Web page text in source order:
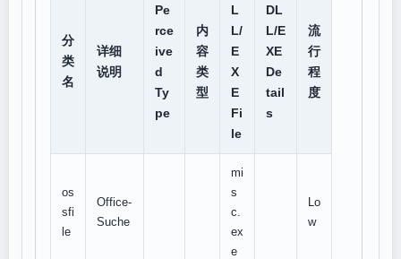
分
类
名
详细
说明
Pe
rce
ive
d
Ty
pe
内
容
类
型
L
L/
E
X
E
Fi
le
DL
L/E
XE
De
tail
s
流
行
程
度
os
sfi
le
Office-
Suche
mi
s
c.
ex
e
Lo
w